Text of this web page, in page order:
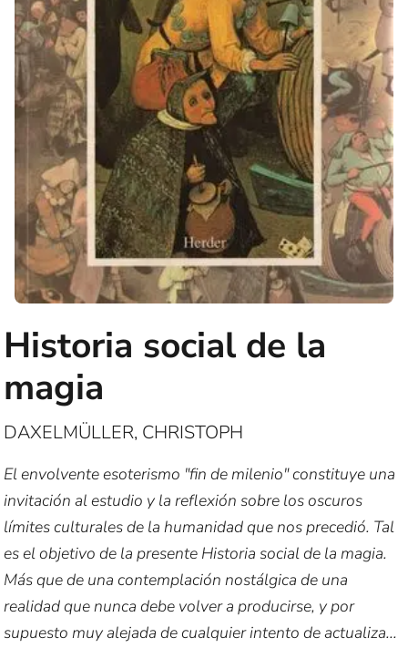
Historia social de la
magia
DAXELMÜLLER, CHRISTOPH
El envolvente esoterismo "fin de milenio" constituye una
invitación al estudio y la reflexión sobre los oscuros
límites culturales de la humanidad que nos precedió. Tal
es el objetivo de la presente Historia social de la magia.
Más que de una contemplación nostálgica de una
realidad que nunca debe volver a producirse, y por
supuesto muy alejada de cualquier intento de actualiza...